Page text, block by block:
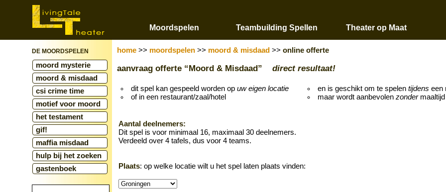
Moordspelen Teambuilding Spellen Theater op Maat
DE MOORDSPELEN
moord mysterie
moord & misdaad
csi crime time
motief voor moord
het testament
gif!
maffia misdaad
hulp bij het zoeken
gastenboek
home >> moordspelen >> moord & misdaad >> online offerte
aanvraag offerte “Moord & Misdaad” direct resultaat!
dit spel kan gespeeld worden op uw eigen locatie
of in een restaurant/zaal/hotel
en is geschikt om te spelen tijdens een
maar wordt aanbevolen zondermaaltijd
Aantal deelnemers:
Dit spel is voor minimaal 16, maximaal 30 deelnemers.
Verdeeld over 4 tafels, dus voor 4 teams.
Plaats: op welke locatie wilt u het spel laten plaats vinden: